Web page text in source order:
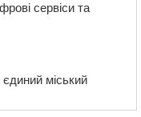
сервіси та
міський